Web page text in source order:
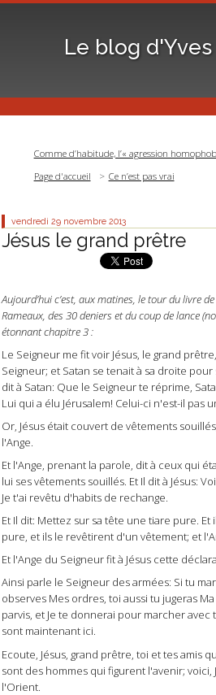
Le blog
Comme d’habitude, l’« agression
Page d'accueil
Ce n’est pas vrai
vendredi 29 novembre 2013
Jésus le grand prêtre
Aujourd’hui c’est, aux matines, le tour du livre
Rameaux, des 30 deniers et du coup de lance
étonnant chapitre 3 :
Le Seigneur me fit voir Jésus, le grand
Seigneur; et Satan se tenait à sa droite
dit à Satan: Que le Seigneur te réprime,
Lui qui a élu Jérusalem! Celui-ci n'est-il pas
Or, Jésus était couvert de vêtements
l'Ange.
Et l'Ange, prenant la parole, dit à ceux qui
lui ses vêtements souillés. Et Il dit à Jésus:
Je t'ai revêtu d'habits de rechange.
Et Il dit: Mettez sur sa tête une tiare pure.
pure, et ils le revêtirent d'un vêtement; et
Et l'Ange du Seigneur fit à Jésus cette
Ainsi parle le Seigneur des armées: Si tu
observes Mes ordres, toi aussi tu jugeras
parvis, et Je te donnerai pour marcher
sont maintenant ici.
Ecoute, Jésus, grand prêtre, toi et tes amis
sont des hommes qui figurent l'avenir; voici,
l'Orient.